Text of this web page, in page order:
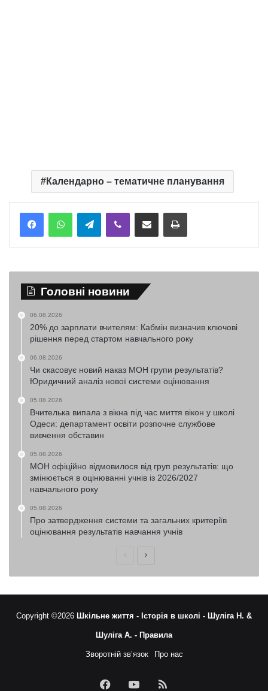
Календарно – тематичне планування
TelegramViber Надіслати електронною поштоюНадрукувати
Головні новини
06.08.2026
20% до зарплати вчителям: Кабмін визначив ключові
рішення перед стартом навчального року
06.08.2026
Чи скасовує новий наказ МОН групи результатів?
Юридичний аналіз нової системи оцінювання
05.08.2026
Вчителька випала з вікна під час миття вікон у школі
Одеси: департамент освіти розпочне службове
вивчення обставин
05.08.2026
МОН офіційно відмовилося від груп результатів: що
змінюється в оцінюванні учнів із 2026/2027
навчального року
05.08.2026
Про затвердження системи та загальних критеріїв
оцінювання результатів навчання учнів
ПопередняНаступна
Copyright ©2026 Шкільне життя - Історія в школі - Шуліга Н. &
Шуліга А. - Правила
Зворотній зв’язок Про нас
FacebookYouTubeRSS